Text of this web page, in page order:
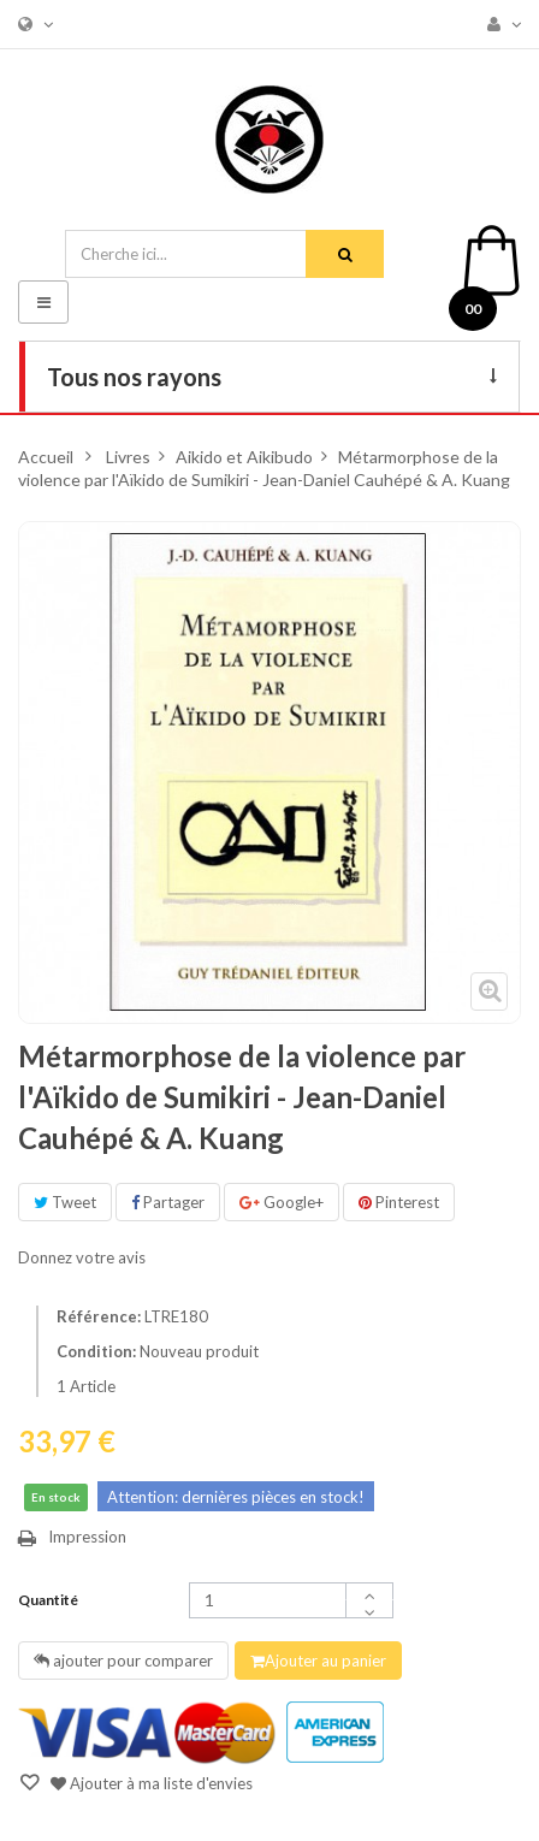
00
Tous nos rayons
DVD
Cible de frappe
Décoration
Basculer
la
navigation
Accueil > Livres > Aikido et Aikibudo > Métarmorphose de la
violence par l'Aïkido de Sumikiri - Jean-Daniel Cauhépé & A. Kuang
Métarmorphose de la violence par
l'Aïkido de Sumikiri - Jean-Daniel
Cauhépé & A. Kuang
Tweet Partager Google+ Pinterest
Donnez votre avis
Référence:LTRE180
Condition:Nouveau produit
1 Article
33,97 €
En stock Attention: dernières pièces en stock!
Impression
Quantité
ajouter pour comparer Ajouter au panier
Ajouter à ma liste d'envies